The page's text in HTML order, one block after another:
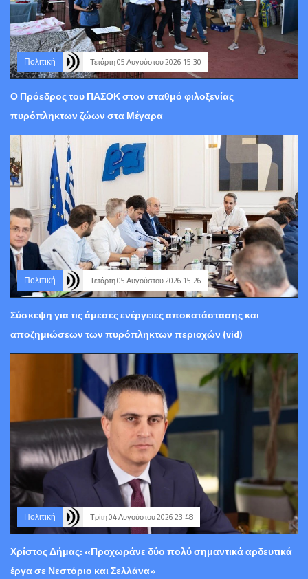
Πολιτική Τετάρτη 05 Αυγούστου 2026 15:30
Ο Πρόεδρος του ΠΑΣΟΚ στον σταθμό φιλοξενίας
πυρόπληκτων ζώων στα Μέγαρα
Πολιτική Τετάρτη 05 Αυγούστου 2026 15:26
Σύσκεψη για τις άμεσες ενέργειες αποκατάστασης και
αποζημιώσεων των πυρόπληκτων περιοχών (vid)
Πολιτική Τρίτη 04 Αυγούστου 2026 23:48
Χρίστος Δήμας: «Προχωράνε δύο πολύ σημαντικά αρδευτικά
έργα σε Νεστόριο και Σελλάνα»